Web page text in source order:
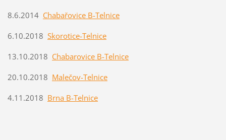
8.6.2014 Chabařovice B-Telnice
6.10.2018 Skorotice-Telnice
13.10.2018 Chabarovice B-Telnice
20.10.2018 Malečov-Telnice
4.11.2018 Brna B-Telnice